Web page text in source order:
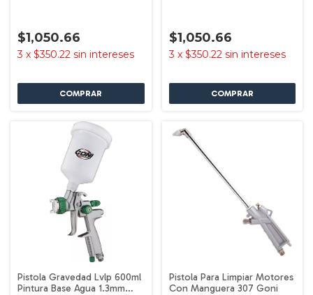
$1,050.66
3 x $350.22 sin intereses
$1,050.66
3 x $350.22 sin intereses
Pistola Gravedad Lvlp 600ml
Pintura Base Agua 1.3mm
Pistola Para Limpiar Motores
Con Manguera 307 Goni